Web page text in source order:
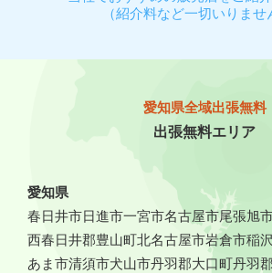
（紹介料など一切いりませ
愛知県全域出張無料
出張無料エリア
愛知県
春日井市日進市一宮市名古屋市尾張旭
西春日井郡豊山町北名古屋市岩倉市稲
あま市清須市犬山市丹羽郡大口町丹羽